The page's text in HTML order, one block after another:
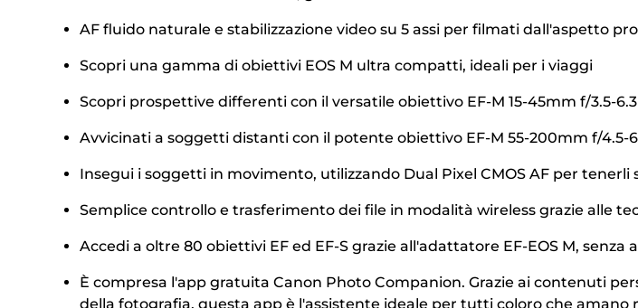
AF fluido naturale e stabilizzazione video su 5 assi per filmati dall'aspetto
Scopri una gamma di obiettivi EOS M ultra compatti, ideali per i viaggi
Scopri prospettive differenti con il versatile obiettivo EF-M 15-45mm f/3.5-6.3
Avvicinati a soggetti distanti con il potente obiettivo EF-M 55-200mm f/4.5-
Insegui i soggetti in movimento, utilizzando Dual Pixel CMOS AF per tenerli
Semplice controllo e trasferimento dei file in modalità wireless grazie alle
Accedi a oltre 80 obiettivi EF ed EF-S grazie all'adattatore EF-EOS M,
È compresa l'app gratuita Canon Photo Companion. Grazie ai contenuti
della fotografia, questa app è l'assistente ideale per tutti coloro che